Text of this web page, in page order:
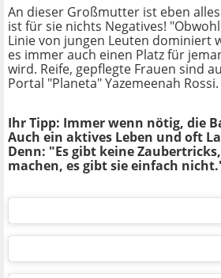
An dieser Großmutter ist eben
ist für sie nichts Negatives!
Linie von jungen Leuten dominiert
es immer auch einen Platz für
wird. Reife, gepflegte Frauen sind
Portal "Planeta" Yazemeenah Rossi.
Ihr Tipp: Immer wenn nötig, die
Auch ein aktives Leben und oft
Denn: "Es gibt keine
machen, es gibt sie einfach